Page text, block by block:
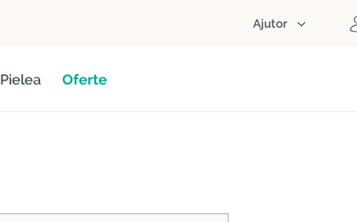
Ajutor
Pielea Oferte